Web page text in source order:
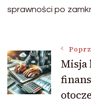
sprawności po
wpisu
Misja